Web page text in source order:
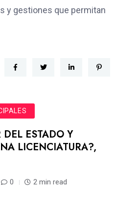
y gestiones que permitan
ESTADO Y
LICENCIATURA?,
0 2 min read